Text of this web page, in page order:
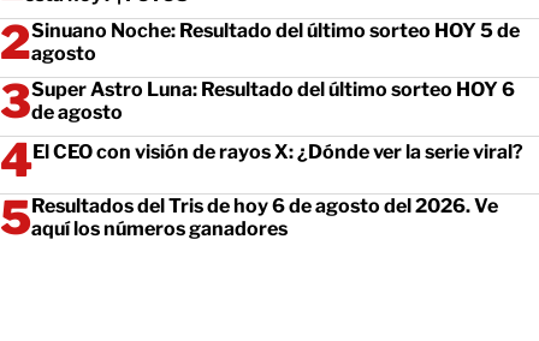
Sinuano Noche: Resultado del último sorteo HOY 5 de
agosto
Super Astro Luna: Resultado del último sorteo HOY 6
de agosto
El CEO con visión de rayos X: ¿Dónde ver la serie viral?
Resultados del Tris de hoy 6 de agosto del 2026. Ve
aquí los números ganadores